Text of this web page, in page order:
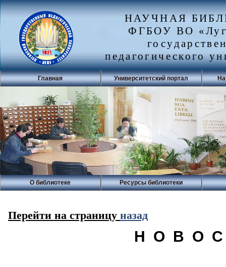
НАУЧНАЯ
ФГБОУ ВО
педагогического
Главная Университетский портал
О библиотеке Ресурсы библиотеки
Перейти на страницу назад
Н О В О